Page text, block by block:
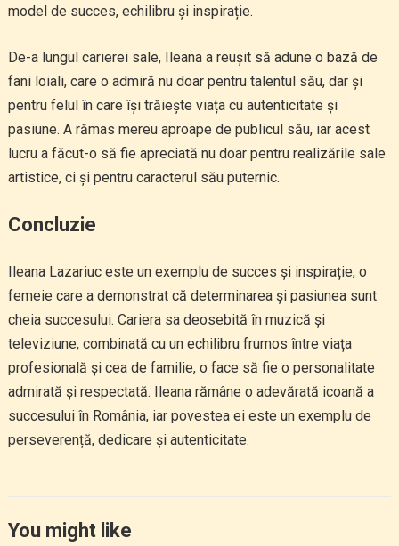
model de succes, echilibru și inspirație.
De-a lungul carierei sale, Ileana a reușit să adune o bază de
fani loiali, care o admiră nu doar pentru talentul său, dar și
pentru felul în care își trăiește viața cu autenticitate și
pasiune. A rămas mereu aproape de publicul său, iar acest
lucru a făcut-o să fie apreciată nu doar pentru realizările sale
artistice, ci și pentru caracterul său puternic.
Concluzie
Ileana Lazariuc este un exemplu de succes și inspirație, o
femeie care a demonstrat că determinarea și pasiunea sunt
cheia succesului. Cariera sa deosebită în muzică și
televiziune, combinată cu un echilibru frumos între viața
profesională și cea de familie, o face să fie o personalitate
admirată și respectată. Ileana rămâne o adevărată icoană a
succesului în România, iar povestea ei este un exemplu de
perseverență, dedicare și autenticitate.
You might like